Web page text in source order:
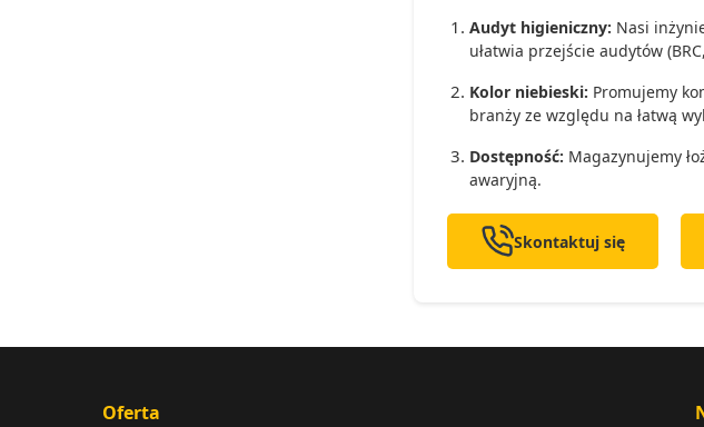
Audyt higieniczny: Nasi
ułatwia przejście audytów
Kolor niebieski: Promujemy
branży ze względu na łatwą
Dostępność: Magazynujemy
awaryjną.
Skontaktuj się
Oferta